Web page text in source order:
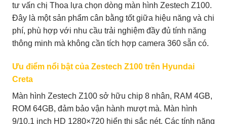
tư vấn chị Thoa lựa chọn dòng màn hình Zestech Z100.
Đây là một sản phẩm cân bằng tốt giữa hiệu năng và chi
phí, phù hợp với nhu cầu trải nghiệm đầy đủ tính năng
thông minh mà không cần tích hợp camera 360 sẵn có.
Ưu điểm nổi bật của Zestech Z100 trên Hyundai
Creta
Màn hình Zestech Z100 sở hữu chip 8 nhân, RAM 4GB,
ROM 64GB, đảm bảo vận hành mượt mà. Màn hình
9/10.1 inch HD 1280×720 hiển thị sắc nét. Các tính năng